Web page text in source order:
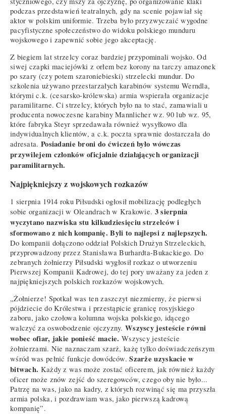
podczas przedstawień teatralnych, gdy na scenie pojawiał się
aktor w polskim uniformie. Trzeba było przyzwyczaić wygodne
pacyfistyczne społeczeństwo do widoku polskiego munduru
wojskowego i zapewnić sobie jego akceptację.
Z biegiem lat strzelcy coraz bardziej przypominali wojsko. Od
siwej czapki maciejówki z orłem bez korony na tarczy amazonek
po szary (czy potem szaroniebieski) strzelecki mundur. Do
szkolenia używano przestarzałych karabinów systemu Werndla,
którymi c.k. (cesarsko-królewska) armia wspierała organizacje
paramilitarne. Ci strzelcy, których było na to stać, zamawiali u
producenta nowoczesne karabiny Mannlicher wz. 90 lub wz. 95,
które fabryka Steyr sprzedawała również wysyłkowo dla
indywidualnych klientów, a c.k. poczta sprawnie dostarczała do
adresata. Posiadanie broni do ćwiczeń było wówczas
przywilejem członków oficjalnie działających organizacji
paramilitarnych.
Najpiękniejszy z wojskowych rozkazów
1 sierpnia 1914 roku Piłsudski ogłosił mobilizację podległych
sobie organizacji w Oleandrach w Krakowie. 3 sierpnia
wyczytano nazwiska stu kilkudziesięciu strzelców i
sformowano z nich kompanię. Byli to najlepsi z najlepszych.
Do kompanii dołączono oddział Polskich Drużyn Strzeleckich,
przyprowadzony przez Stanisława Burhardta-Bukackiego. Do
zebranych żołnierzy Piłsudski wygłosił rozkaz o utworzeniu
Pierwszej Kompanii Kadrowej, do tej pory uważany za jeden z
najpiękniejszych polskich rozkazów wojskowych.
„Żołnierze! Spotkał was ten zaszczyt niezmierny, że pierwsi
pójdziecie do Królestwa i przestąpicie granicę rosyjskiego
zaboru, jako czołowa kolumna wojska polskiego, idącego
walczyć za oswobodzenie ojczyzny. Wszyscy jesteście równi
wobec ofiar, jakie ponieść macie. Wszyscy jesteście
żołnierzami. Nie naznaczam szarż, każę tylko doświadczeńszym
wśród was pełnić funkcje dowódców.Szarże uzyskacie w
bitwach. Każdy z was może zostać oficerem, jak również każdy
oficer może znów zejść do szeregowców, czego oby nie było...
Patrzę na was, jako na kadry, z których rozwinąć się ma przyszła
armia polska, i pozdrawiam was, jako pierwszą kadrową
kompanię”.